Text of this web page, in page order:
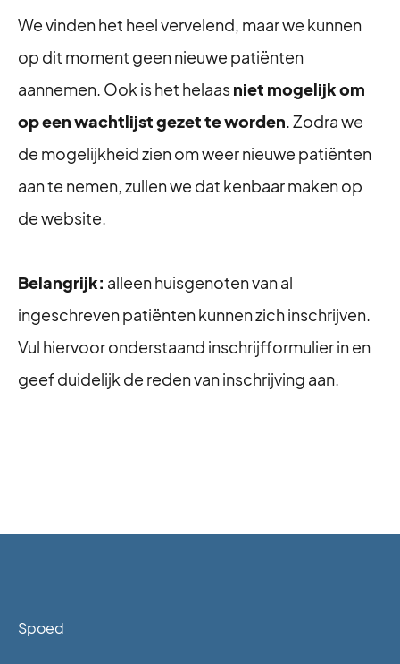
We vinden het heel vervelend, maar we kunnen
op dit moment geen nieuwe patiënten
aannemen. Ook is het helaasniet mogelijk om
op een wachtlijst gezet te worden. Zodra we
de mogelijkheid zien om weer nieuwe patiënten
aan te nemen, zullen we dat kenbaar maken op
de website.
Belangrijk: alleen huisgenoten van al
ingeschreven patiënten kunnen zich inschrijven.
Vul hiervoor onderstaand inschrijfformulier in en
geef duidelijk de reden van inschrijving aan.
Spoed